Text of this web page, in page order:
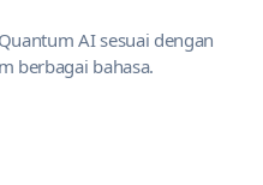
AI sesuai dengan
berbagai bahasa.